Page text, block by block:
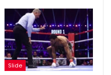
Slide